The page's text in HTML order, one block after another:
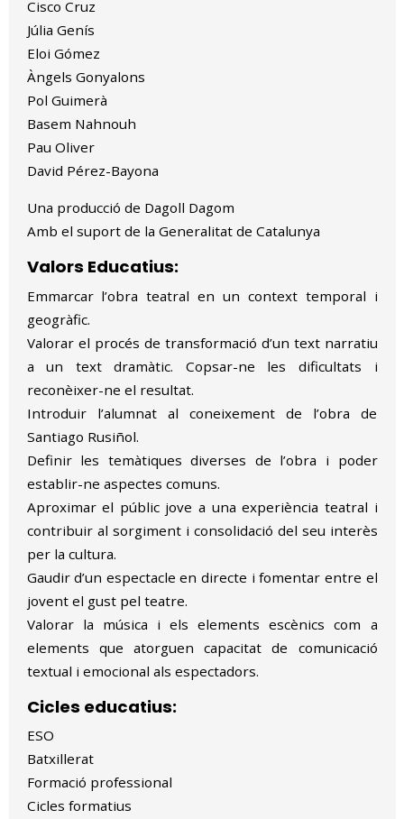
Cisco Cruz
Júlia Genís
Eloi Gómez
Àngels Gonyalons
Pol Guimerà
Basem Nahnouh
Pau Oliver
David Pérez-Bayona
Una producció de Dagoll Dagom
Amb el suport de la Generalitat de Catalunya
Valors Educatius:
Emmarcar l’obra teatral en un context temporal i
geogràfic.
Valorar el procés de transformació d’un text narratiu
a un text dramàtic. Copsar-ne les dificultats i
reconèixer-ne el resultat.
Introduir l’alumnat al coneixement de l’obra de
Santiago Rusiñol.
Definir les temàtiques diverses de l’obra i poder
establir-ne aspectes comuns.
Aproximar el públic jove a una experiència teatral i
contribuir al sorgiment i consolidació del seu interès
per la cultura.
Gaudir d’un espectacle en directe i fomentar entre el
jovent el gust pel teatre.
Valorar la música i els elements escènics com a
elements que atorguen capacitat de comunicació
textual i emocional als espectadors.
Cicles educatius:
ESO
Batxillerat
Formació professional
Cicles formatius